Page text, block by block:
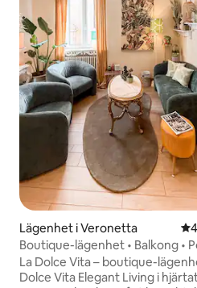
Lägenhet i Veronetta
Boutique-lägenhet • Balkong •
Pietra
La Dolce Vita – boutique-
Dolce Vita Elegant Living i